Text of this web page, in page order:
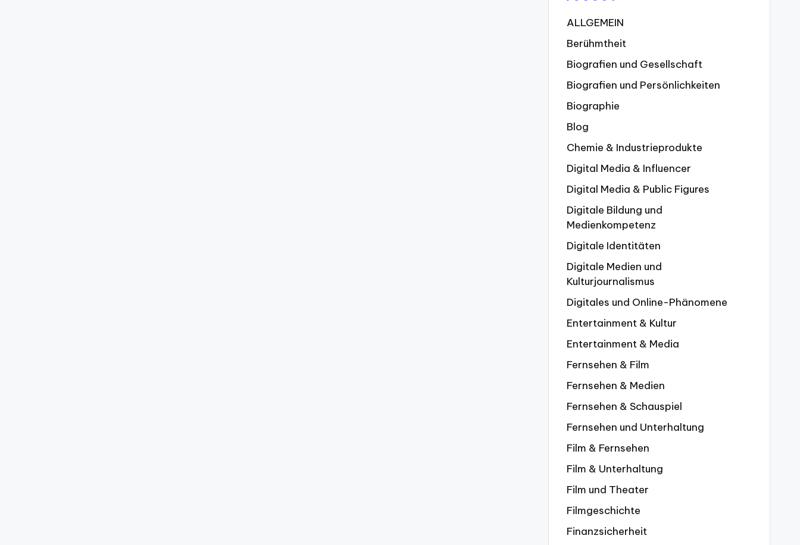
ALLGEMEIN
Berühmtheit
Biografien und Gesellschaft
Biografien und Persönlichkeiten
Biographie
Blog
Chemie & Industrieprodukte
Digital Media & Influencer
Digital Media & Public Figures
Digitale Bildung und
Medienkompetenz
Digitale Identitäten
Digitale Medien und
Kulturjournalismus
Digitales und Online-Phänomene
Entertainment & Kultur
Entertainment & Media
Fernsehen & Film
Fernsehen & Medien
Fernsehen & Schauspiel
Fernsehen und Unterhaltung
Film & Fernsehen
Film & Unterhaltung
Film und Theater
Filmgeschichte
Finanzsicherheit